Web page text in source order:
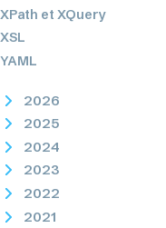
XPath et XQuery
XSL
YAML
2026
2025
2024
2023
2022
2021